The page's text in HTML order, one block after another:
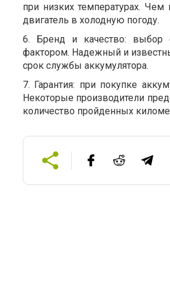
при низких температурах.
двигатель в холодную погоду.
6. Бренд и качество: выбор
фактором. Надежный и
срок службы аккумулятора.
7. Гарантия: при покупке
Некоторые производители
количество пройденных